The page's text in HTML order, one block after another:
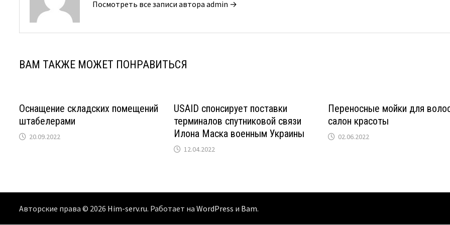
Посмотреть все записи автора admin →
ВАМ ТАКЖЕ МОЖЕТ ПОНРАВИТЬСЯ
Оснащение складских помещений
штабелерами
20.09.2022
USAID спонсирует поставки
терминалов спутниковой связи
Илона Маска военным Украины
12.04.2022
Переносные мойки для
салон красоты
02.06.2022
Авторские права © 2026 Him-serv.ru. Работает наWordPress и Bam.